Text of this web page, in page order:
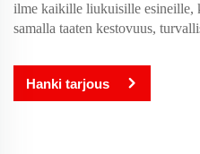
ilme kaikille liukuisille esineille,
samalla taaten kestovuus,
Hanki tarjous